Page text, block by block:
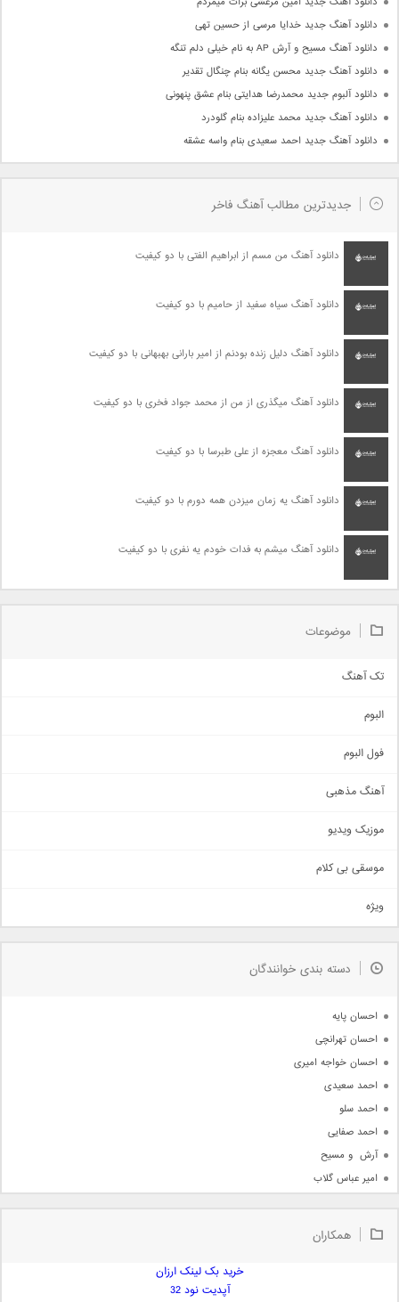
دانلود آهنگ جدید خدایا مرسی از حسین تهی
دانلود آهنگ مسیح و آرش AP به نام خیلی دلم تنگه
دانلود آهنگ جدید محسن یگانه بنام چنگال تقدیر
دانلود آلبوم جدید محمدرضا هدایتی بنام عشق پنهونی
دانلود آهنگ جدید محمد علیزاده بنام گلودرد
دانلود آهنگ جدید احمد سعیدی بنام واسه عشقه
جدیدترین مطالب آهنگ فاخر
دانلود آهنگ من مسم از ابراهیم الفتی با دو کیفیت
دانلود آهنگ سیاه سفید از حامیم با دو کیفیت
دانلود آهنگ دلیل زنده بودنم از امیر بارانی بهبهانی با دو کیفیت
دانلود آهنگ میگذری از من از محمد جواد فخری با دو کیفیت
دانلود آهنگ معجزه از علی طبرسا با دو کیفیت
دانلود آهنگ یه زمان میزدن همه دورم با دو کیفیت
دانلود آهنگ میشم به فدات خودم یه نفری با دو کیفیت
موضوعات
تک آهنگ
اجتماعی
حماسی
سنتی
اهنگ بندرعباسی
دمو
مذهبی
جدیدترین ها
البوم
فول البوم
آهنگ مذهبی
موزیک ویدیو
موسقی بی کلام
ویژه
دسته بندی خوانندگان
احسان پایه
احسان تهرانچی
احسان خواجه امیری
احمد سعیدی
احمد سلو
احمد صفایی
آرش  و مسیح
امیر عباس گلاب
امیر علی
همکاران
خرید بک لینک ارزان
آپدیت نود 32